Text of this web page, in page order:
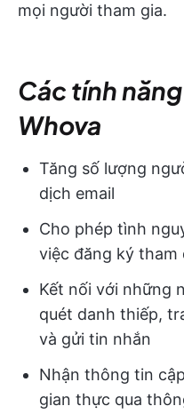
mọi người tham gia.
Các tính
Whova
Tăng số lượng
dịch email
Cho phép tình
việc đăng ký tham
Kết nối với những
quét danh thiếp,
và gửi tin nhắn
Nhận thông tin
gian thực qua